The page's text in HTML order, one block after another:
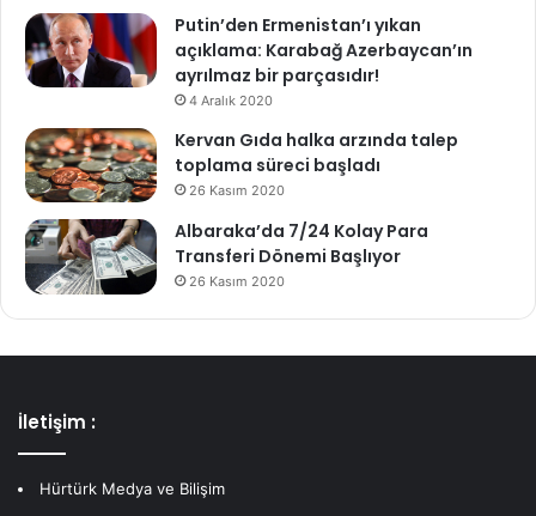
Putin’den Ermenistan’ı yıkan
açıklama: Karabağ Azerbaycan’ın
ayrılmaz bir parçasıdır!
4 Aralık 2020
Kervan Gıda halka arzında talep
toplama süreci başladı
26 Kasım 2020
Albaraka’da 7/24 Kolay Para
Transferi Dönemi Başlıyor
26 Kasım 2020
İletişim :
Hürtürk Medya ve Bilişim